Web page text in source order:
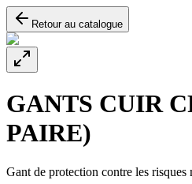
Retour au catalogue
GANTS CUIR
PAIRE)
Gant de protection contre les risques